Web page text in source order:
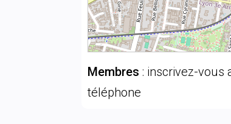
Membres : inscrivez-vous
téléphone